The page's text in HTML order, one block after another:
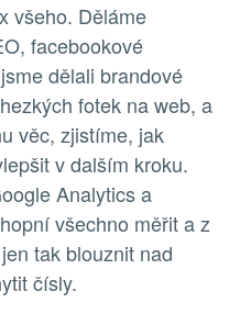
všeho. Děláme
facebookové
dělali brandové
fotek na web, a
věc, zjistíme, jak
v dalším kroku.
Analytics a
všechno měřit a z
tak blouznit nad
čísly.